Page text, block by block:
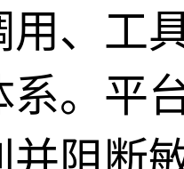
用、工
系。平